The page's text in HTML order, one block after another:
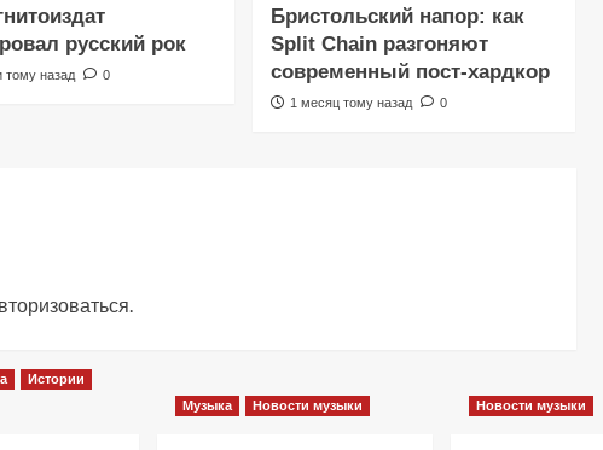
русский рок
тому назад 0
Бристольский напор: как
Split Chain разгоняют
современный пост-хардкор
1 месяц тому назад 0
.
Истории
Музыка Новости музыки Новости музыки